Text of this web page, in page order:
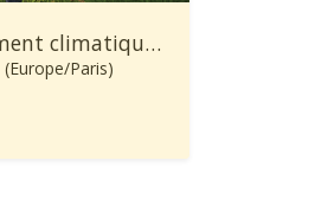
[Formation] Changement climatique: À quoi se préparer et comment s’adapter ?
(Europe/Paris)